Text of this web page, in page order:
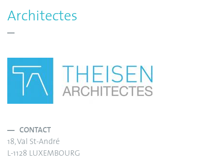
Architectes
CONTACT
18, Val St-André
L-1128 LUXEMBOURG